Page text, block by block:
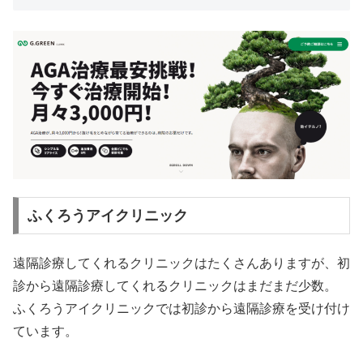
ふくろうアイクリニック
遠隔診療してくれるクリニックはたくさんありますが、初
診から遠隔診療してくれるクリニックはまだまだ少数。
ふくろうアイクリニックでは初診から遠隔診療を受け付け
ています。